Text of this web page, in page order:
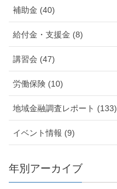
補助金 (40)
給付金・支援金 (8)
講習会 (47)
労働保険 (10)
地域金融調査レポート (133)
イベント情報 (9)
年別アーカイブ